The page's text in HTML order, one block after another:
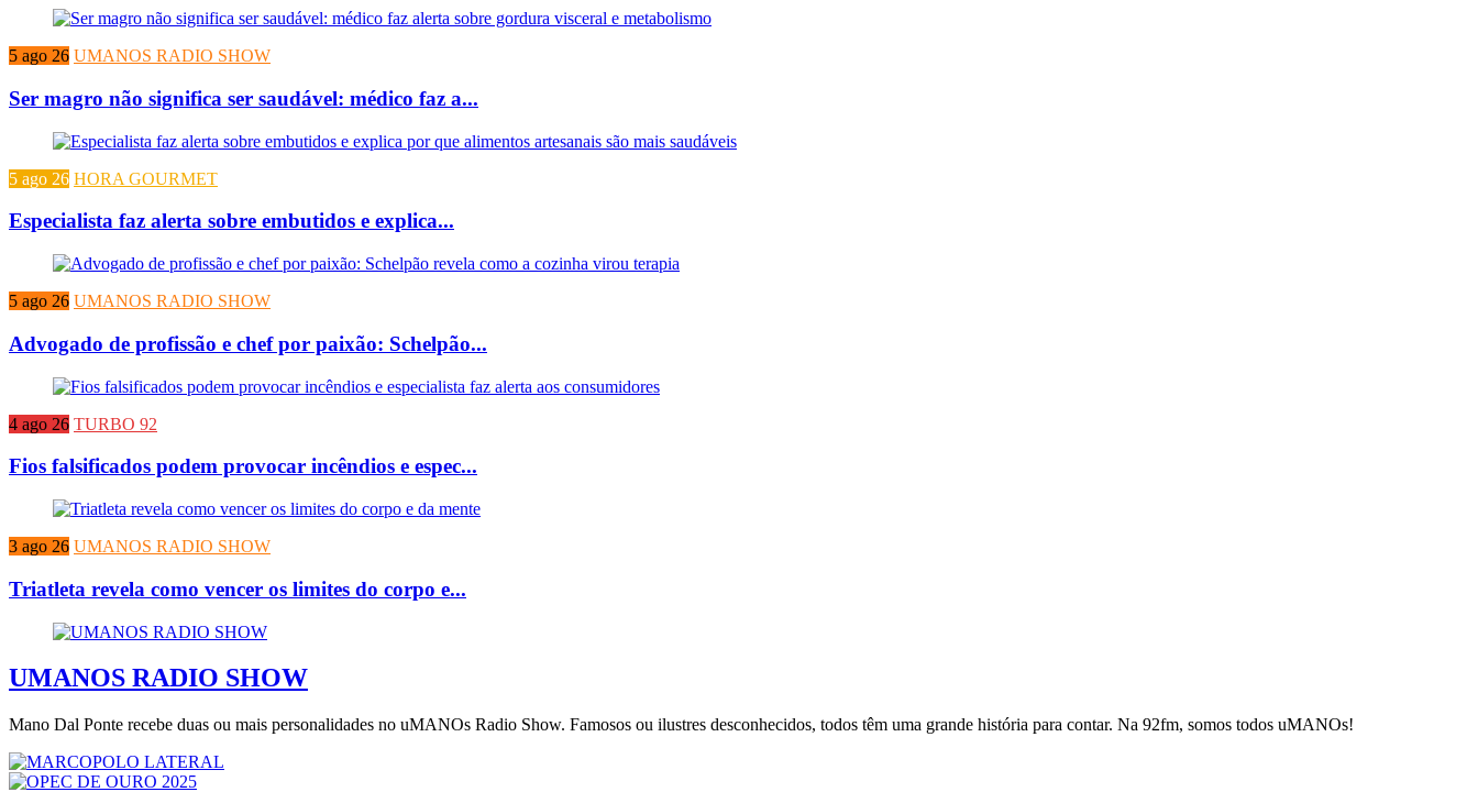
5 ago 26 UMANOS RADIO SHOW
Ser magro não significa ser saudável: médico faz a...
5 ago 26 HORA GOURMET
Especialista faz alerta sobre embutidos e explica...
5 ago 26 UMANOS RADIO SHOW
Advogado de profissão e chef por paixão: Schelpão...
4 ago 26 TURBO 92
Fios falsificados podem provocar incêndios e espec...
3 ago 26 UMANOS RADIO SHOW
Triatleta revela como vencer os limites do corpo e...
UMANOS RADIO SHOW
Mano Dal Ponte recebe duas ou mais personalidades no uMANOs Radio Show. Famosos ou ilustres desconhecidos, todos têm uma grande história para contar. Na 92fm, somos todos uMANOs!